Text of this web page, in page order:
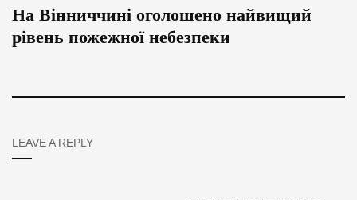
На Вінниччині оголошено найвищий
рівень пожежної небезпеки
LEAVE A REPLY